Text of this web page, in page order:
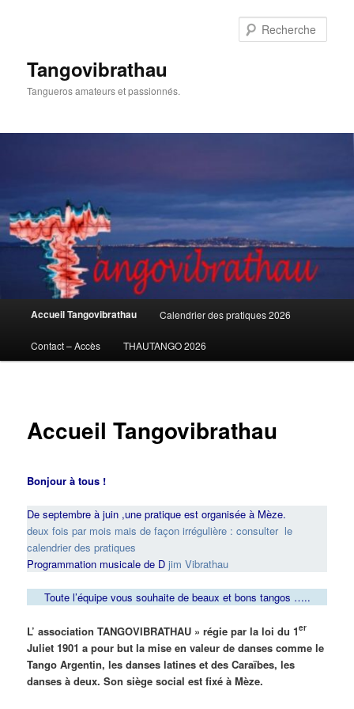
Tangovibrathau
Tangueros amateurs et passionnés.
Accueil Tangovibrathau Calendrier des pratiques 2026
Contact – Accès THAUTANGO 2026
Accueil Tangovibrathau
Bonjour à tous !
De septembre à juin ,une pratique est organisée à Mèze.
deux fois par mois mais de façon irrégulière : consulter le
calendrier des pratiques
Programmation musicale de D jim Vibrathau
Toute l’équipe vous souhaite de beaux et bons tangos …..
L’ association TANGOVIBRATHAU » régie par la loi du 1er
Juliet 1901 a pour but la mise en valeur de danses comme le
Tango Argentin, les danses latines et des Caraïbes, les
danses à deux. Son siège social est fixé à Mèze.